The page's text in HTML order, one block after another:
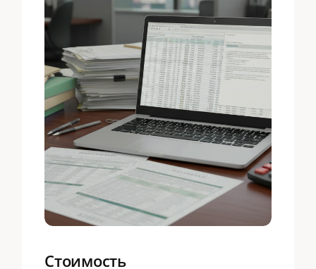
Стоимость